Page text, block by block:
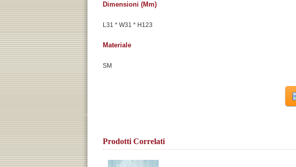
Dimensioni (mm)
L31 * W31 * H123
Materiale
SM
Prodotti Correlati